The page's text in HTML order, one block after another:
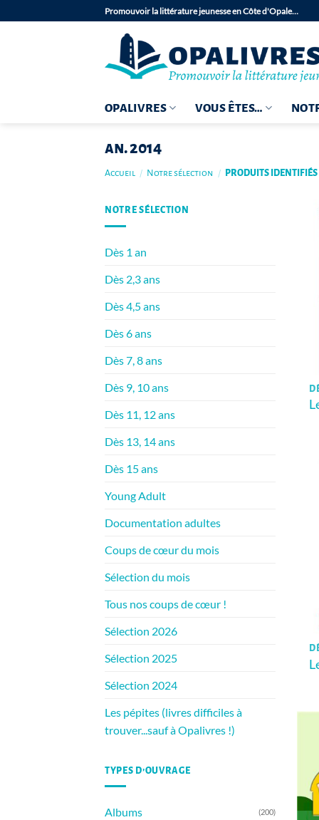
au
Promouvoir la littérature jeunesse en Côte d'Opale…
OPALIVRES VOUS ÊTES…
an. 2014
Accueil / Notre sélection / PRODUITS
NOTRE SÉLECTION
Dès 1 an
Dès 2,3 ans
Dès 4,5 ans
Dès 6 ans
Dès 7, 8 ans
Dès 9, 10 ans
Dès 11, 12 ans
Dès 13, 14 ans
Dès 15 ans
Young Adult
Documentation adultes
Coups de cœur du mois
Sélection du mois
Tous nos coups de cœur !
Sélection 2026
Sélection 2025
Sélection 2024
Les pépites (livres difficiles à
trouver...sauf à Opalivres !)
TYPES D’OUVRAGE
Albums (200)